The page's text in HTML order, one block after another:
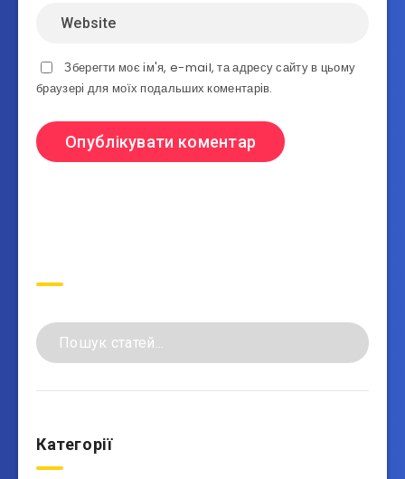
Зберегти моє ім'я, e-mail, та адресу сайту в цьому
браузері для моїх подальших коментарів.
Категорії